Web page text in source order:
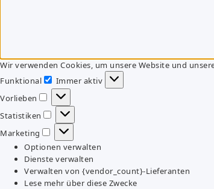
Wir verwenden Cookies, um unsere Website und
Funktional
Funktional
Immer aktiv
Vorlieben
Vorlieben
Statistiken
Statistiken
Marketing
Marketing
Optionen verwalten
Dienste verwalten
Verwalten von {vendor_count}-Lieferanten
Lese mehr über diese Zwecke